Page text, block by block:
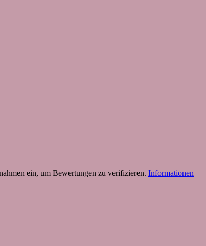
ein, um Bewertungen zu verifizieren. Informationen